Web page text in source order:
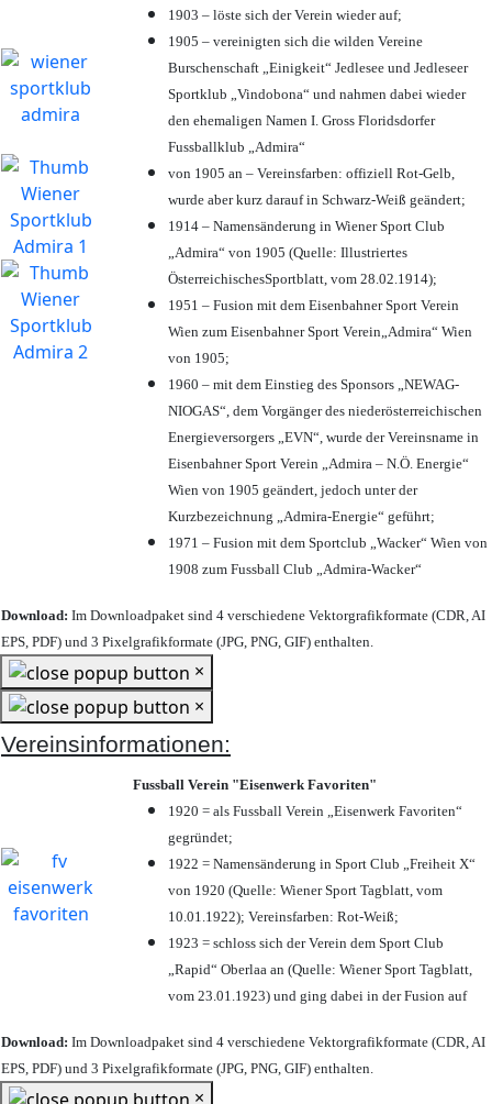
1903 – löste sich der Verein wieder auf;
1905 – vereinigten sich die wilden Vereine
Burschenschaft „Einigkeit“ Jedlesee und Jedleseer
Sportklub „Vindobona“ und nahmen dabei wieder
den ehemaligen Namen I. Gross Floridsdorfer
Fussballklub „Admira“
von 1905 an – Vereinsfarben: offiziell Rot-Gelb,
wurde aber kurz darauf in Schwarz-Weiß geändert;
1914 – Namensänderung in Wiener Sport Club
„Admira“ von 1905 (Quelle: Illustriertes
ÖsterreichischesSportblatt, vom 28.02.1914);
1951 – Fusion mit dem Eisenbahner Sport Verein
Wien zum Eisenbahner Sport Verein„Admira“ Wien
von 1905;
1960 – mit dem Einstieg des Sponsors „NEWAG-
NIOGAS“, dem Vorgänger des niederösterreichischen
Energieversorgers „EVN“, wurde der Vereinsname in
Eisenbahner Sport Verein „Admira – N.Ö. Energie“
Wien von 1905 geändert, jedoch unter der
Kurzbezeichnung „Admira-Energie“ geführt;
1971 – Fusion mit dem Sportclub „Wacker“ Wien von
1908 zum Fussball Club „Admira-Wacker“
Download: Im Downloadpaket sind 4 verschiedene Vektorgrafikformate (CDR, AI
EPS, PDF) und 3 Pixelgrafikformate (JPG, PNG, GIF) enthalten.
×
×
Vereinsinformationen:
Fussball Verein "Eisenwerk Favoriten"
1920 = als Fussball Verein „Eisenwerk Favoriten“
gegründet;
1922 = Namensänderung in Sport Club „Freiheit X“
von 1920 (Quelle: Wiener Sport Tagblatt, vom
10.01.1922); Vereinsfarben: Rot-Weiß;
1923 = schloss sich der Verein dem Sport Club
„Rapid“ Oberlaa an (Quelle: Wiener Sport Tagblatt,
vom 23.01.1923) und ging dabei in der Fusion auf
Download: Im Downloadpaket sind 4 verschiedene Vektorgrafikformate (CDR, AI
EPS, PDF) und 3 Pixelgrafikformate (JPG, PNG, GIF) enthalten.
×